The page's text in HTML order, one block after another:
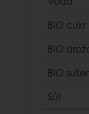
BIO cukr
BIO
BIO
Sůl